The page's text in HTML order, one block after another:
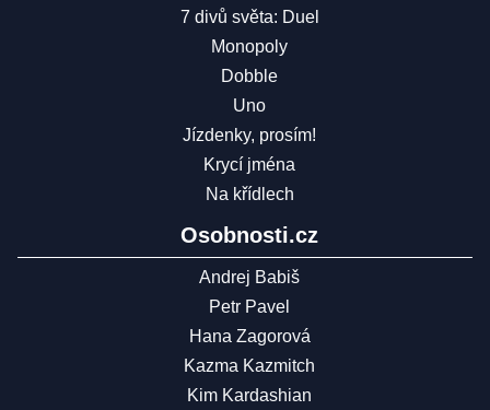
7 divů světa: Duel
Monopoly
Dobble
Uno
Jízdenky, prosím!
Krycí jména
Na křídlech
Osobnosti.cz
Andrej Babiš
Petr Pavel
Hana Zagorová
Kazma Kazmitch
Kim Kardashian